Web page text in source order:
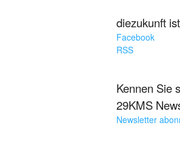
diezukunft
Facebook
RSS
Kennen Sie
29KMS
Newsletter